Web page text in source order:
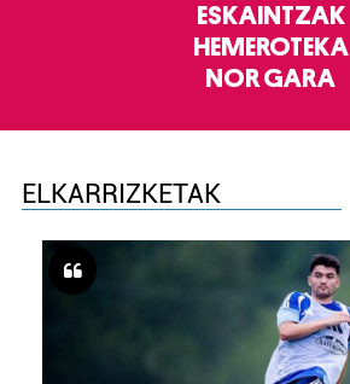
ESKAINTZAK
HEMEROTEKA
NOR GARA
ELKARRIZKETAK